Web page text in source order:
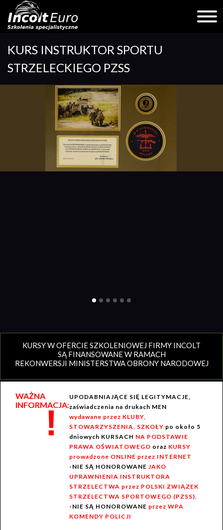
content
KURS INSTRUKTOR SPORTU
STRZELECKIEGO PZSS
KURSY W OFERCIE SZKOLENIOWEJ FIRMY INCOLT
SĄ FINANSOWANE W RAMACH
REKONWERSJI MINISTERSTWA OBRONY NARODOWEJ
WAŻNA
INFORMACJA:
!
UPODABNIAJĄCE SIĘ LEGITYMACJE,
zaświadczenia na drukach MEN
wydawane przez KLUBY,
STOWARZYSZENIA, SZKOŁY po około 5
dniowych KURSACH NA PODSTAWIE
PRAWA OŚWIATOWEGO oraz KURSY
prowadzone ONLINE przez INTERNET
-NIE SĄ HONOROWANE JAKO
UPRAWNIENIA INSTRUKTORA
STRZELECTWA przez POLSKI ZWIĄZEK
STRZELECTWA SPORTOWEGO (PZSS).
-NIE SĄ HONOROWANE przez WPA
KOMENDY POLICJI